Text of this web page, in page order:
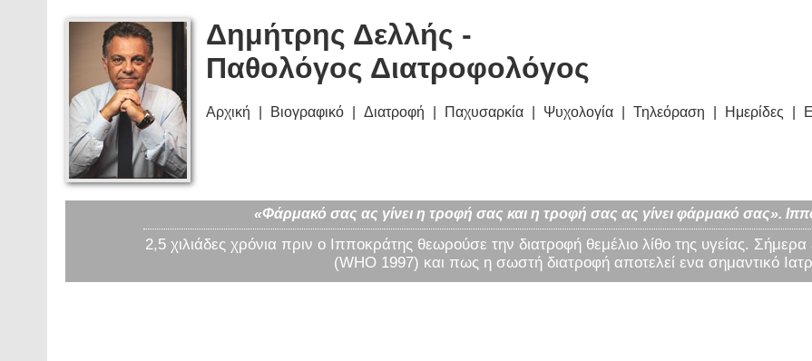
Δημήτρης Δελλής -
Παθολόγος Διατροφολόγος
Αρχική Βιογραφικό Διατροφή Παχυσαρκία Ψυχολογία Τηλεόραση Ημερίδες
«Φάρμακό σας ας γίνει η τροφή σας και η τροφή σας ας γίνει φάρμακό σας».
2,5 χιλιάδες χρόνια πριν ο Ιπποκράτης θεωρούσε την διατροφή θεμέλιο λίθο της υγείας.
(WHO 1997) και πως η σωστή διατροφή αποτελεί ενα σημαντικό